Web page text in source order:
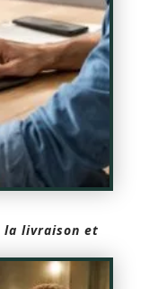
la livraison et